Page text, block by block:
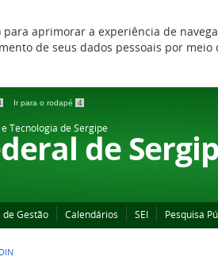
aprimorar a experiência de
de seus dados pessoais por
Ir para o rodapé 4
Tecnologia de Sergipe
de
de Gestão Calendários SEI Pesquisa